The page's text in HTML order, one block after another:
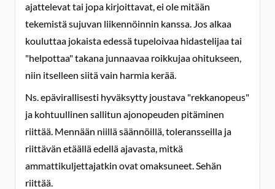
ajattelevat tai jopa kirjoittavat, ei ole mitään
tekemistä sujuvan liikennöinnin kanssa. Jos alkaa
kouluttaa jokaista edessä tupeloivaa hidastelijaa tai
"helpottaa" takana junnaavaa roikkujaa ohitukseen,
niin itselleen siitä vain harmia kerää.
Ns. epävirallisesti hyväksytty joustava "rekkanopeus"
ja kohtuullinen sallitun ajonopeuden pitäminen
riittää. Mennään niillä säännöillä, toleransseilla ja
riittävän etäällä edellä ajavasta, mitkä
ammattikuljettajatkin ovat omaksuneet. Sehän
riittää.